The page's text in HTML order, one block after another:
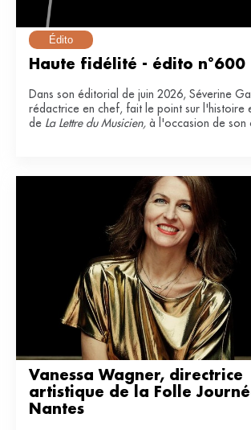
Édito
Haute fidélité - édito n°600
Dans son éditorial de juin 2026, Séverine
rédactrice en chef, fait le point sur l'histoire
de La Lettre du Musicien, à l'occasion de son
Vanessa Wagner, directrice
artistique de la Folle
Nantes